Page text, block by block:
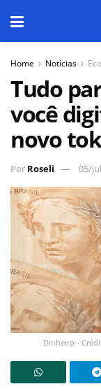
Home Notícias
Tudo
você
novo
Por Roseli 05/
Dinheiro -